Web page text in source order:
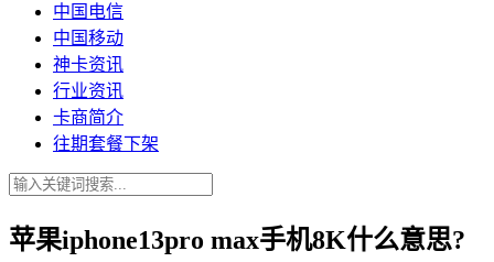
中国电信
中国移动
神卡资讯
行业资讯
卡商简介
往期套餐下架
苹果iphone13pro max手机8K什么意思?